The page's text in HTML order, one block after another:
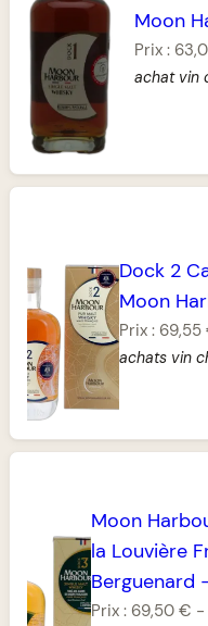
Moon
Prix :
achat vin
Dock 2
Moon
Prix : 69,55
achats vin
Moon
la Louvière
Berguenard
Prix : 69,50 €